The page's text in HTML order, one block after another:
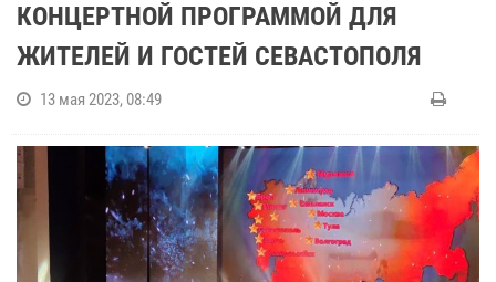
КОНЦЕРТНОЙ ПРОГРАММОЙ ДЛЯ
ЖИТЕЛЕЙ И ГОСТЕЙ СЕВАСТОПОЛЯ
13 мая 2023, 08:49